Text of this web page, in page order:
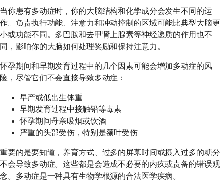
当你患有多动症时，你的大脑结构和化学成分会发生不同的运
作。负责执行功能、注意力和冲动控制的区域可能比典型大脑更
小或功能不同。多巴胺和去甲肾上腺素等神经递质的作用也不
同，影响你的大脑如何处理奖励和保持注意力。
怀孕期间和早期发育过程中的几个因素可能会增加多动症的风
险，尽管它们不会直接导致多动症：
早产或低出生体重
早期发育过程中接触铅等毒素
怀孕期间母亲吸烟或饮酒
严重的头部受伤，特别是额叶受伤
重要的是要知道，养育方式、过多的屏幕时间或摄入过多的糖分
不会导致多动症。这些都是会造成不必要的内疚或责备的错误观
念。多动症是一种具有生物学根源的合法医学疾病。